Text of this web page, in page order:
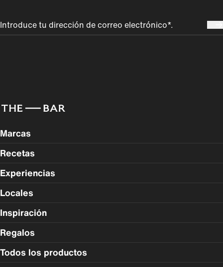
Marcas
Recetas
Experiencias
Locales
Inspiración
Regalos
Todos los productos